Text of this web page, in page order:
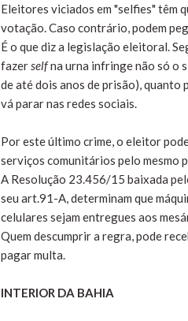
Eleitores viciados em "selfies" têm
votação. Caso contrário, podem
É o que diz a legislação eleitoral.
fazerselfna urna infringe não só o
de até dois anos de prisão), quanto
vá parar nas redes sociais.
Por este último crime, o eleitor
serviços comunitários pelo mesmo
A Resolução 23.456/15 baixada
seu art.91-A, determinam que
celulares sejam entregues aos
Quem descumprir a regra, pode
pagar multa.
INTERIOR DA BAHIA